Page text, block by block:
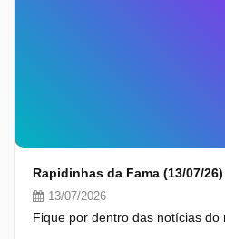
Rapidinhas da Fama (13/07/
13/07/2026
Fique por dentro das notícias